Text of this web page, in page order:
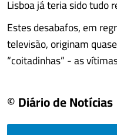
Lisboa já teria sido tudo
Estes desabafos, em
televisão, originam
“coitadinhas” - as
© Diário de Notícias